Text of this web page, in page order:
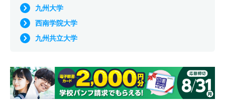
九州大学
西南学院大学
九州共立大学